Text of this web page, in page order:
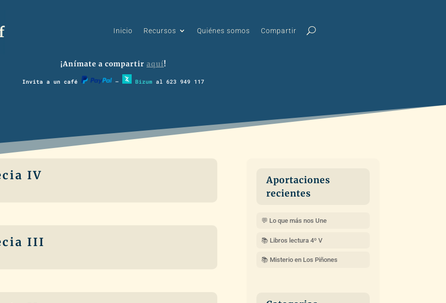
Inicio Recursos Quiénes somos Compartir
¡Anímate a compartir aquí!
Invita a un café – Bizum al 623 949 117
Aportaciones
recientes
💬 Lo que más nos Une
📚 Libros lectura 4º V
📚 Misterio en Los Piñones